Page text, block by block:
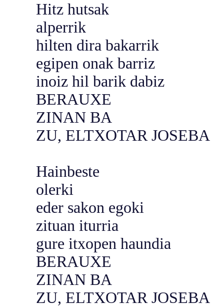
Hitz hutsak
alperrik
hilten dira bakarrik
egipen onak barriz
inoiz hil barik dabiz
BERAUXE
ZINAN BA
ZU, ELTXOTAR JOSEBA
Hainbeste
olerki
eder sakon egoki
zituan iturria
gure itxopen haundia
BERAUXE
ZINAN BA
ZU, ELTXOTAR JOSEBA